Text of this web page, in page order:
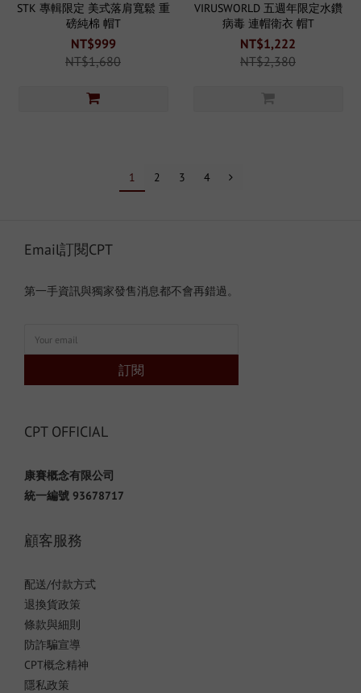
STK 專輯限定 美式落肩寬鬆 重
磅純棉 帽T
NT$999
NT$1,680
VIRUSWORLD 五週年限定水鑽
病毒 連帽衛衣 帽T
NT$1,222
NT$2,380
1 2 3 4
Email訂閱CPT
第一手資訊與獨家發售消息都不會再錯過。
訂閱
CPT OFFICIAL
康賽概念有限公司
統一編號 93678717
顧客服務
配送/付款方式
退換貨政策
條款與細則
防詐騙宣導
CPT概念精神
隱私政策